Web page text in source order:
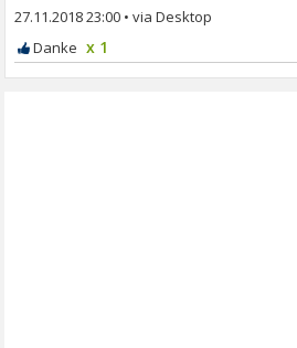
27.11.2018 23:00 •
x 1